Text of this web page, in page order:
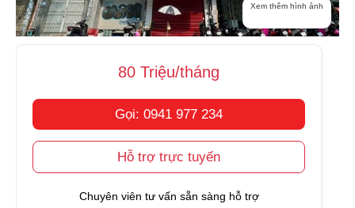
Xem thêm hình ảnh
80 Triệu/tháng
Gọi: 0941 977 234
Hỗ trợ trực tuyến
Chuyên viên tư vấn sẵn sàng hỗ trợ